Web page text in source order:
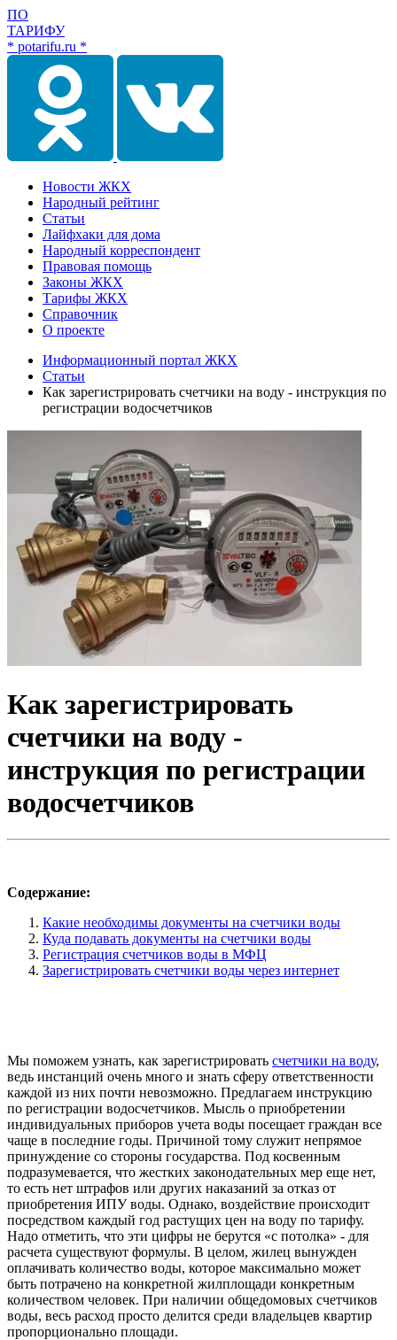
ПО
ТАРИФУ
* potarifu.ru *
Новости ЖКХ
Народный рейтинг
Статьи
Лайфхаки для дома
Народный корреспондент
Правовая помощь
Законы ЖКХ
Тарифы ЖКХ
Справочник
О проекте
Информационный портал ЖКХ
Статьи
Как зарегистрировать счетчики на воду - инструкция по
регистрации водосчетчиков
Как зарегистрировать
счетчики на воду -
инструкция по регистрации
водосчетчиков
Содержание:
Какие необходимы документы на счетчики воды
Куда подавать документы на счетчики воды
Регистрация счетчиков воды в МФЦ
Зарегистрировать счетчики воды через интернет
Мы поможем узнать, как зарегистрировать счетчики на воду,
ведь инстанций очень много и знать сферу ответственности
каждой из них почти невозможно. Предлагаем инструкцию
по регистрации водосчетчиков. Мысль о приобретении
индивидуальных приборов учета воды посещает граждан все
чаще в последние годы. Причиной тому служит непрямое
принуждение со стороны государства. Под косвенным
подразумевается, что жестких законодательных мер еще нет,
то есть нет штрафов или других наказаний за отказ от
приобретения ИПУ воды. Однако, воздействие происходит
посредством каждый год растущих цен на воду по тарифу.
Надо отметить, что эти цифры не берутся «с потолка» - для
расчета существуют формулы. В целом, жилец вынужден
оплачивать количество воды, которое максимально может
быть потрачено на конкретной жилплощади конкретным
количеством человек. При наличии общедомовых счетчиков
воды, весь расход просто делится среди владельцев квартир
пропорционально площади.